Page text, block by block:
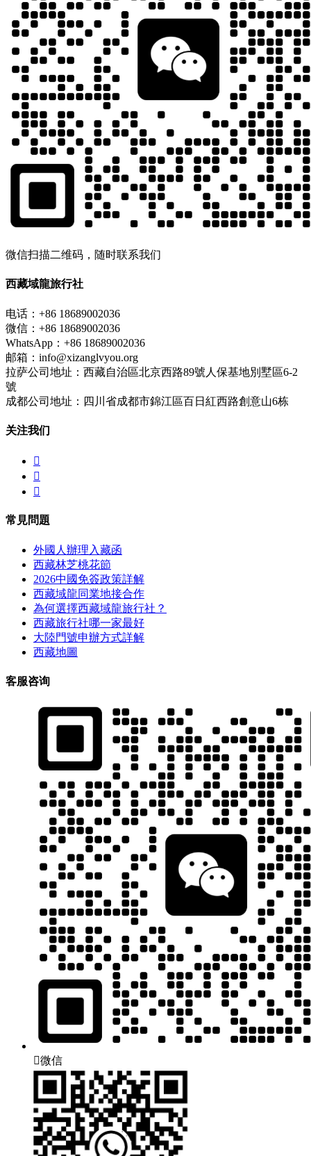
微信扫描二维码，随时联系我们
西藏域龍旅行社
电话：+86 18689002036
微信：+86 18689002036
WhatsApp：+86 18689002036
邮箱：info@xizanglvyou.org
拉萨公司地址：西藏自治區北京西路89號人保基地別墅區6-2
號
成都公司地址：四川省成都市錦江區百日紅西路創意山6栋
关注我们



常見問題
外國人辦理入藏函
西藏林芝桃花節
2026中國免簽政策詳解
西藏域龍同業地接合作
為何選擇西藏域龍旅行社？
西藏旅行社哪一家最好
大陸門號申辦方式詳解
西藏地圖
客服咨询
微信